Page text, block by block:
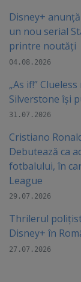
Disney+
un nou serial
printre noutăți
04.08.2026
„As if!”
Silverstone își
31.07.2026
Cristiano
Debutează ca
fotbalului, în
League
29.07.2026
Thrilerul
Disney+ în
27.07.2026